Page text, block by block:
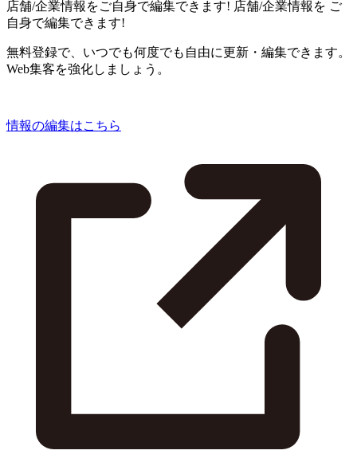
店舗/企業情報をご自身で編集できます! 店舗/企業情報を ご
自身で編集できます!
無料登録で、いつでも何度でも自由に更新・編集できます。
Web集客を強化しましょう。
情報の編集はこちら